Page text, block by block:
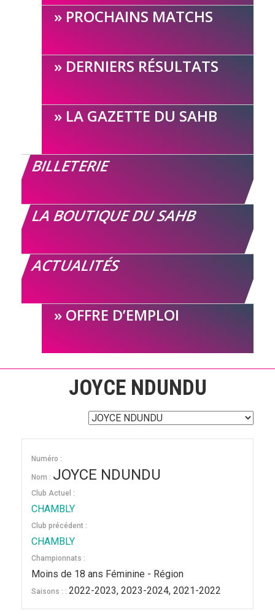
PROCHAINS MATCHS
DERNIERS RÉSULTATS
LA GAZETTE DU SAHB
BILLETERIE
LA BOUTIQUE DU SAHB
ACTUALITÉS
OFFRE D’EMPLOI
JOYCE NDUNDU
Numéro :
Nom : JOYCE NDUNDU
Club Actuel :
CHAMBLY
Club précédent :
CHAMBLY
Championnats :
Moins de 18 ans Féminine - Région
Saisons : : 2022-2023, 2023-2024, 2021-2022